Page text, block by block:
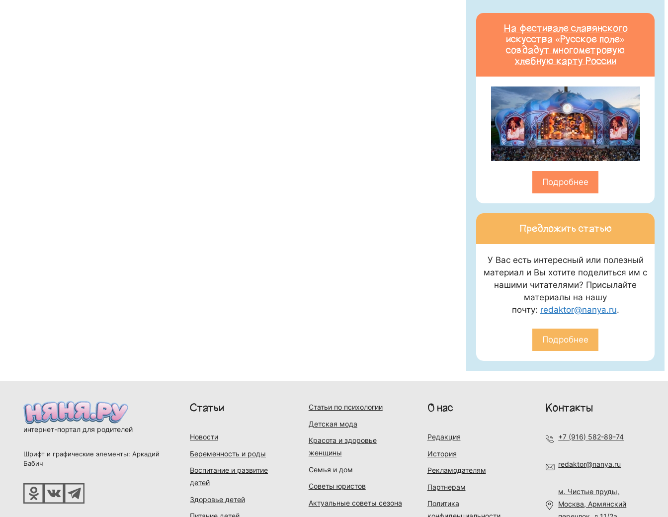
На фестивале славянского
искусства «Русское поле»
создадут многометровую
хлебную карту России
Подробнее
Предложить статью
У Вас есть интересный или полезный
материал и Вы хотите поделиться им с
нашими читателями? Присылайте
материалы на нашу
почту: redaktor@nanya.ru.
Подробнее
интернет-портал для родителей
Шрифт и графические элементы: Аркадий
Бабич
Статьи
Новости
Беременность и роды
Воспитание и развитие
детей
Здоровье детей
Статьи по психологии
Детская мода
Красота и здоровье
женщины
Семья и дом
Советы юристов
Актуальные советы сезона
О нас
Редакция
История
Рекламодателям
Партнерам
Политика
Контакты
+7 (916) 582-89-74
redaktor@nanya.ru
м. Чистые пруды,
Москва, Армянский